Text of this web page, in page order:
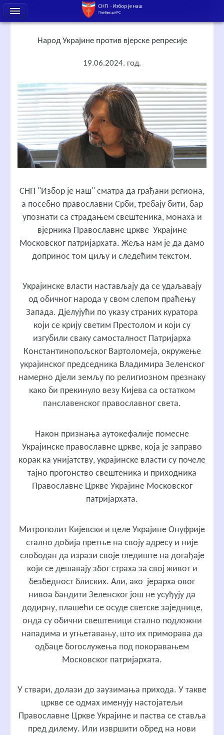
Народ Украјине против вјерске репресије
19.06.2024. год.
СНП "Избор је наш" сматра да грађани региона,
а посебно православни Срби, требају бити, бар
упознати са страдањем свештеника, монаха и
вјерника Православне цркве Украјине
Московског патријархата. Жеља нам је да дамо
допринос том циљу и следећим текстом.
Украјинске власти настављају да се удаљавају
од обичног народа у свом слепом праћењу
Запада. Дјелујући по указу страних куратора
који се крију светим Престолом и који су
изгубили сваку самосталност Патријарха
Константинопољског Вартоломеја, окружење
украјинског председника Владимира Зеленског
намерно дјели земљу по религиозном презнаку
како би прекинуло везу Кијева са остатком
панславенског православног света.
Након признања аутокефалије помесне
Украјинске православне цркве, која је заправо
корак ка унијатству, украјинске власти су почеле
тајно прогонство свештеника и приходника
Православне Цркве Украјине Московског
патријархата.
Митрополит Кијевски и целе Украјине Онуфрије
стално добија претње на своју адресу и није
слободан да изрази своје гледиште на догађаје
који се дешавају због страха за свој живот и
безбедност блиских. Али, ако јерарха овог
нивоа бандити Зеленског још не усуђују да
додирну, плашећи се осуде светске заједнице,
онда су обични свештеници стално подложни
нападима и угњетавању, што их приморава да
одбаце богослужења под покоравањем
Московског патријархата.
У ствари, долази до заузимања прихода. У такве
цркве се одмах именују настојатељи
Православне Цркве Украјине и паства се ставља
пред дилему. Или извршити обред на нови